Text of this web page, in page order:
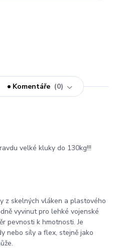
Komentáře 0
velké kluky do 130kg!!!
z skelných vláken a plastového
vyvinut pro lehké vojenské
pevnosti k hmotnosti. Je
nebo síly a flex, stejně jako